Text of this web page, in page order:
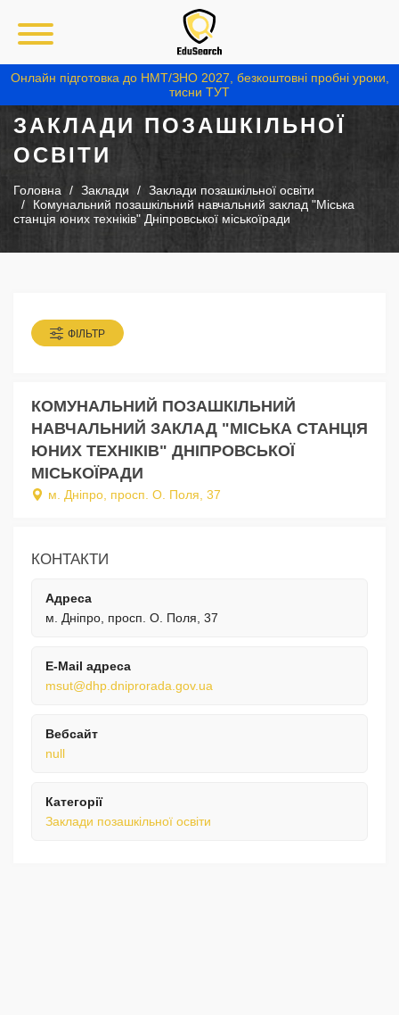
Онлайн підготовка до НМТ/ЗНО 2027, безкоштовні пробні уроки,
тисни ТУТ
ЗАКЛАДИ ПОЗАШКІЛЬНОЇ
ОСВІТИ
Головна Заклади
Заклади позашкільної освіти
Комунальний позашкільний навчальний заклад "Міська
станція юних техніків" Дніпровської міськоїради
ФІЛЬТР
КОМУНАЛЬНИЙ ПОЗАШКІЛЬНИЙ
НАВЧАЛЬНИЙ ЗАКЛАД "МІСЬКА СТАНЦІЯ
ЮНИХ ТЕХНІКІВ" ДНІПРОВСЬКОЇ
МІСЬКОЇРАДИ
м. Дніпро, просп. О. Поля, 37
КОНТАКТИ
Адреса
м. Дніпро, просп. О. Поля, 37
E-Mail адреса
msut@dhp.dniprorada.gov.ua
Вебсайт
null
Категорії
Заклади позашкільної освіти